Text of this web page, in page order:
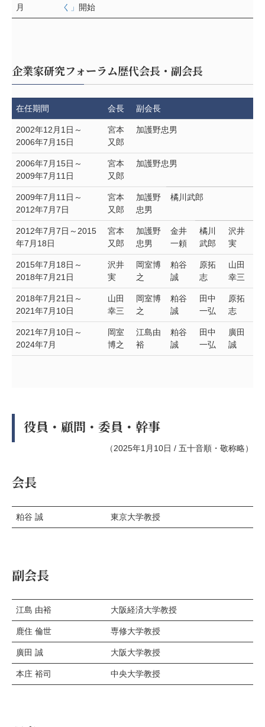
月
く」
開始
企業家研究フォーラム歴代会長・副会長
在任期間 会長 副会長
2002年12月1日～
2006年7月15日
宮本
又郎
加護野忠男
2006年7月15日～
2009年7月11日
宮本
又郎
加護野忠男
2009年7月11日～
2012年7月7日
宮本
又郎
加護野
忠男
橘川武郎
2012年7月7日～2015
年7月18日
宮本
又郎
加護野
忠男
金井
一頼
橘川
武郎
沢井
実
2015年7月18日～
2018年7月21日
沢井
実
岡室博
之
粕谷
誠
原拓
志
山田
幸三
2018年7月21日～
2021年7月10日
山田
幸三
岡室博
之
粕谷
誠
田中
一弘
原拓
志
2021年7月10日～
2024年7月
岡室
博之
江島由
裕
粕谷
誠
田中
一弘
廣田
誠
役員・顧問・委員・幹事
（2025年1月10日 / 五十音順・敬称略）
会長
粕谷 誠 東京大学教授
副会長
江島 由裕 大阪経済大学教授
鹿住 倫世 専修大学教授
廣田 誠 大阪大学教授
本庄 裕司 中央大学教授